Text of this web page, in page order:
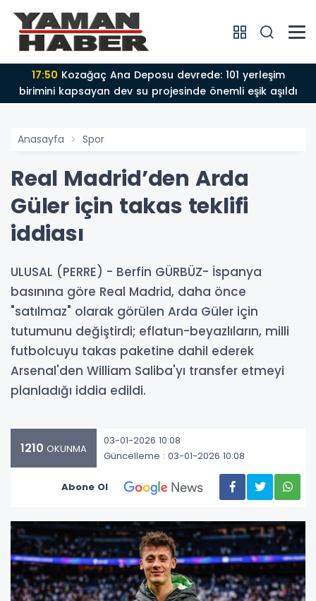
17:39Adıyaman'ın afet yol haritası güncelleniyor: İRAP
Çalıştayı'nda kritik riskler değerlendirildi
Anasayfa Spor
Real Madrid’den Arda
Güler için takas teklifi
iddiası
ULUSAL (PERRE) - Berfin GÜRBÜZ- İspanya
basınına göre Real Madrid, daha önce
"satılmaz" olarak görülen Arda Güler için
tutumunu değiştirdi; eflatun-beyazlıların, milli
futbolcuyu takas paketine dahil ederek
Arsenal'den William Saliba'yı transfer etmeyi
planladığı iddia edildi.
1210 OKUNMA
03-01-2026 10:08
Güncelleme : 03-01-2026 10:08
Abone Ol